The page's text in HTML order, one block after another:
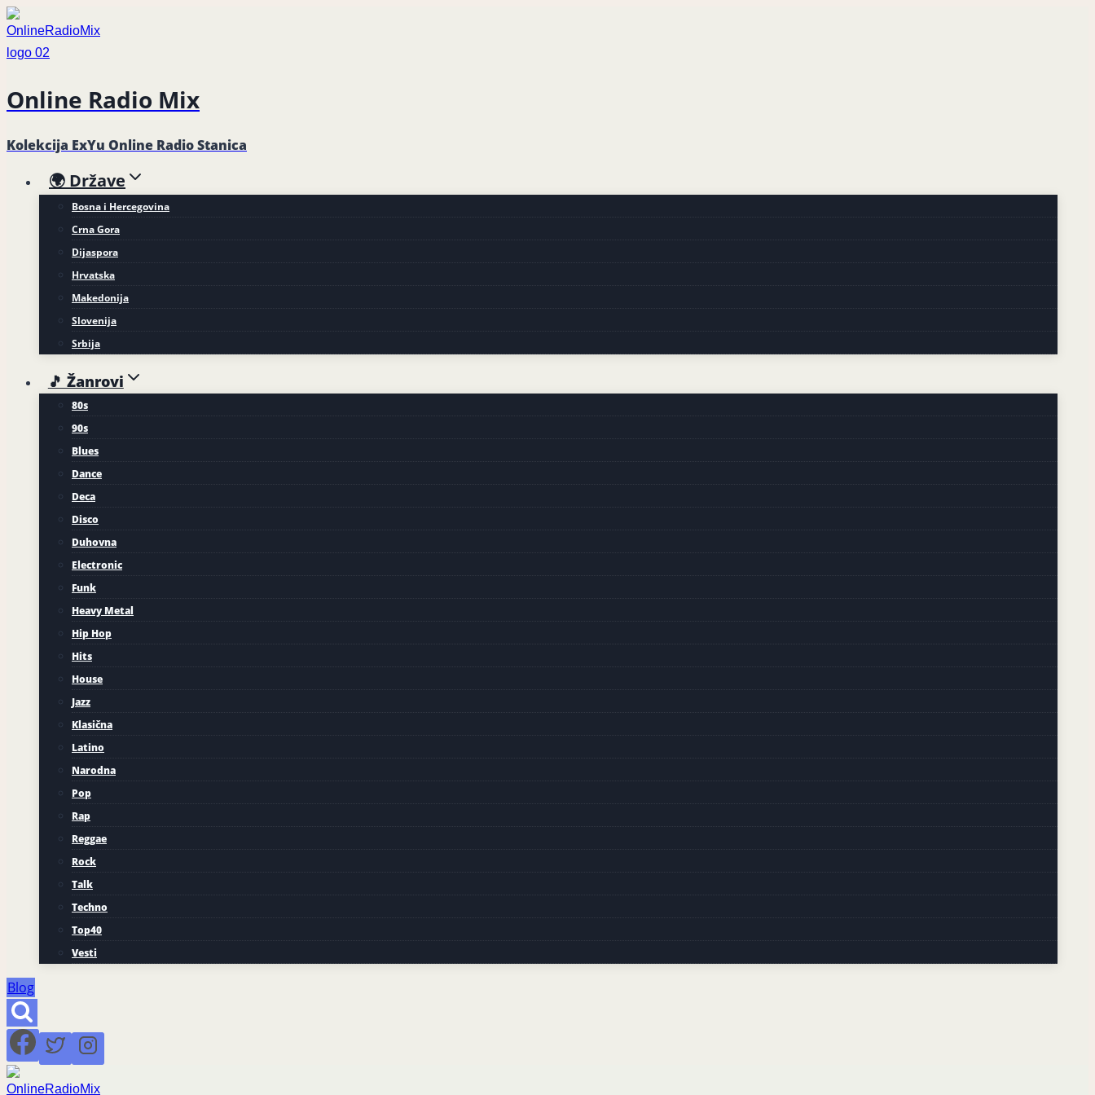
Skip
to
content
Online Radio Mix
Kolekcija ExYu Online Radio Stanica
🌍 Države
Bosna i Hercegovina
Crna Gora
Dijaspora
Hrvatska
Makedonija
Slovenija
Srbija
🎵 Žanrovi
80s
90s
Blues
Dance
Deca
Disco
Duhovna
Electronic
Funk
Heavy Metal
Hip Hop
Hits
House
Jazz
Klasična
Latino
Narodna
Pop
Rap
Reggae
Rock
Talk
Techno
Top40
Vesti
Blog